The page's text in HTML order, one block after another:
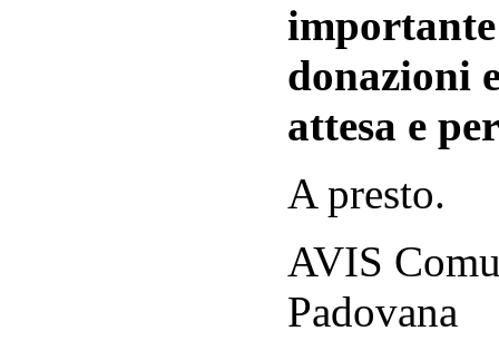
donazioni
attesa e
A presto.
AVIS
Padovana